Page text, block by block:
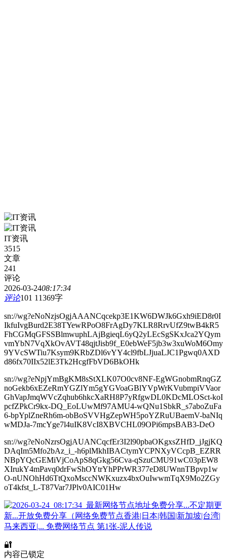
IT资讯
3515
文章
241
评论
2026-03-2408:17:34
评论101 11369字
sn://wg?eNoNzjsOgjAAANCqcekp3E1KW6DWJk6Gxh9iED8r0I
IkfuIvgBurd2E38TYewRPoO8FrAgDy7KLR8RrvUfZ9twB4kR5
FhCGMqGFSSBlmwuphLAjBgieqL6yQ2yLEcSgSKxJca2YQym
vmYbN7VqXkOvAVT48qjtJisb9f_E0ebWeF5jb3w3xuWoM6Omy
9YVcSWTiu7Ksym9KRbZDl6vYY4cl9fbLJjuaLJC1Pgwq0AXD
d86fx70IIx52lE3Tk2HcgfFbVD6BkOHk
sn://wg?eNpjYmBgKM8sStXLK07O0cv8NF-EgWGnobmRnqGZ
noGekb6xEZeRmYGZlYm5gYGVoaGBlYVpWrKVubmpiVVaor
GhVapJmqWVcZqhub6hkcXaRH8P7yRfgwDL0KDcMLOSct-koI
pcfZPkCr9kx-DQ_EoLUwMf97AMU4-wQNu1SbkR_s7aboZuFa
6-bpYplZneRh6m-obBoSVVHgZepWH5poYZRuUBaemV-baNIq
wMDJa-7mcYge7l4uIK8VcI8XBVCHL09OPi6mpsBAB3-DeO
sn://wg?eNoNzrsOgjAUANCqcfEr3I2l90pbaOKgxsZHfD_jJgjKQ
DAqIm5Mfo2bAz_i_-h6plMkhIBACtymYCPNXyVCcpB_EZRR
NBpYQcGEMiVjCoApS8qGkg56Cva-qSzuCMU91wC03pEW8
XIrukY4mPavq0drFwShOYtrYhPPrWR377eD8UWnnTBpvp1w
O-nUNOhHd6TtQxoMsccNWKxuzx4bxOuIwwmTqX9Mo2ZGy
oT4kfst_L-T87Var7JPlv0AIC01Hw
🔐
内容已锁定